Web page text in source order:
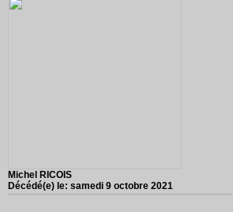
Michel RICOIS
Décédé(e) le: samedi 9 octobre 2021